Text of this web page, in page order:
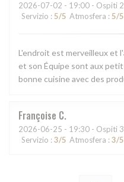
2026-07-02 - 19:00 - Ospiti 2
Servizio : 5/5 Atmosfera : 5/5
L'endroit est merveilleux et
et son Équipe sont aux
bonne cuisine avec des
Françoise C
2026-06-25 - 19:30 - Ospiti 3
Servizio : 3/5 Atmosfera : 3/5